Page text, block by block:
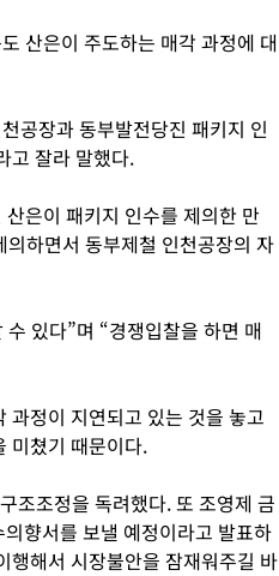
산은이 주도하는 매각 과정에 대
공장과 동부발전당진 패키지 인
고 잘라 말했다.
은이 패키지 인수를 제의한 만
하면서 동부제철 인천공장의 자
있다”며 “경쟁입찰을 하면 매
과정이 지연되고 있는 것을 놓고
미쳤기 때문이다.
조조정을 독려했다. 또 조영제 금
향서를 보낼 예정이라고 발표하
행해서 시장불안을 잠재워주길 바